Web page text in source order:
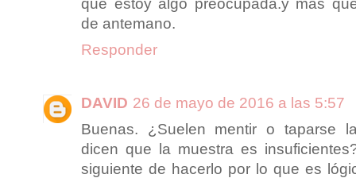
que estoy algo preocupada.y mas
de antemano.
Responder
DAVID 26 de mayo de 2016 a las 5:57
Buenas. ¿Suelen mentir o taparse
dicen que la muestra es
siguiente de hacerlo por lo que es